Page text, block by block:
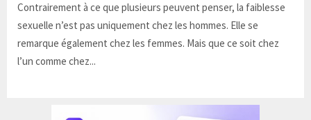
Contrairement à ce que plusieurs peuvent penser, la faiblesse
sexuelle n’est pas uniquement chez les hommes. Elle se
remarque également chez les femmes. Mais que ce soit chez
l’un comme chez...